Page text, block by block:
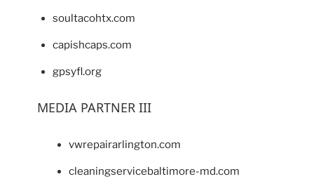
soultacohtx.com
capishcaps.com
gpsyfl.org
MEDIA PARTNER III
vwrepairarlington.com
cleaningservicebaltimore-md.com